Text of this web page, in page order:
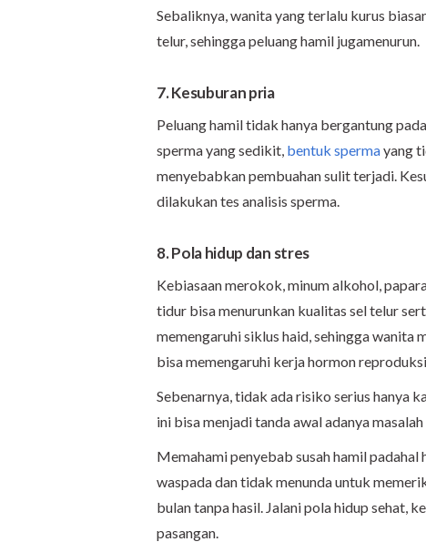
Sebaliknya, wanita yang terlalu kurus
telur, sehingga peluang hamil jugamenurun.
7. Kesuburan pria
Peluang hamil tidak hanya bergantung
sperma yang sedikit, bentuk spermayang
menyebabkan pembuahan sulit terjadi.
dilakukan tes analisis sperma.
8. Pola hidup dan stres
Kebiasaan merokok, minum alkohol,
tidur bisa menurunkan kualitas sel telur
memengaruhi siklus haid, sehingga wanita
bisa memengaruhi kerja hormon
Sebenarnya, tidak ada risiko serius hanya
ini bisa menjadi tanda awal adanya
Memahami penyebab susah hamil
waspada dan tidak menunda untuk
bulan tanpa hasil. Jalani pola hidup sehat,
pasangan.